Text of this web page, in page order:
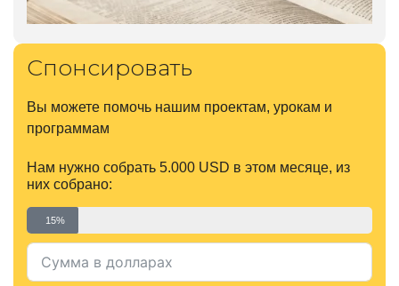
Спонсировать
Вы можете помочь нашим проектам, урокам и
программам
Нам нужно собрать 5.000 USD в этом месяце, из
них собрано:
15%